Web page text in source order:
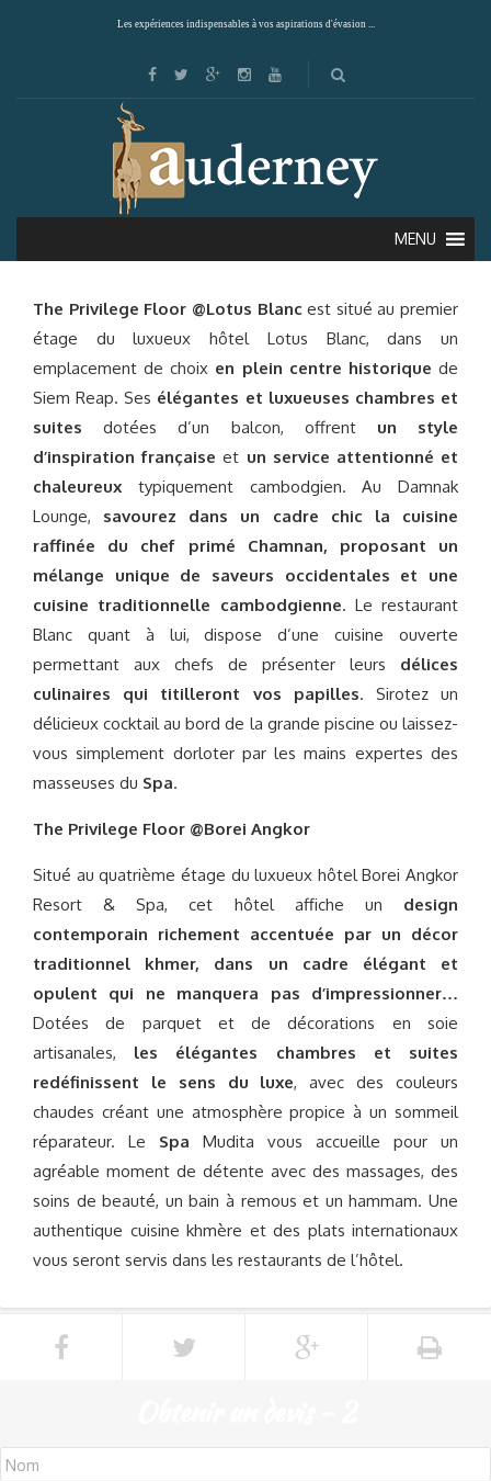
Les expériences indispensables à vos aspirations d'évasion ...
MENU
THE PRIVILEGE FLOOR (SIEM REAP)
The Privilege Floor @Lotus Blancest situé au premier
étage du luxueux hôtel Lotus Blanc, dans un
emplacement de choix en plein centre historiquede
Siem Reap. Ses élégantes et luxueuses chambres et
suites dotées d’un balcon, offrent un style
d’inspiration française et un service attentionné et
chaleureux typiquement cambodgien. Au Damnak
Lounge, savourez dans un cadre chic la cuisine
raffinée du chef primé Chamnan, proposant un
mélange unique de saveurs occidentales et une
cuisine traditionnelle cambodgienne. Le restaurant
Blanc quant à lui, dispose d’une cuisine ouverte
permettant aux chefs de présenter leurs délices
culinaires qui titilleront vos papilles. Sirotez un
délicieux cocktail au bord de la grande piscine ou laissez-
vous simplement dorloter par les mains expertes des
masseuses du Spa.
The Privilege Floor @Borei Angkor
Situé au quatrième étage du luxueux hôtel Borei Angkor
Resort & Spa, cet hôtel affiche un design
contemporain richement accentuée par un décor
traditionnel khmer, dans un cadre élégant et
opulent qui ne manquera pas d’impressionner…
Dotées de parquet et de décorations en soie
artisanales, les élégantes chambres et suites
redéfinissent le sens du luxe, avec des couleurs
chaudes créant une atmosphère propice à un sommeil
réparateur. Le Spa Mudita vous accueille pour un
agréable moment de détente avec des massages, des
soins de beauté, un bain à remous et un hammam. Une
authentique cuisine khmère et des plats internationaux
vous seront servis dans les restaurants de l’hôtel.